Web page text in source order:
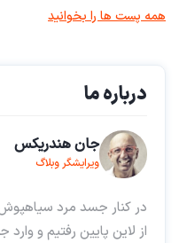
همه پست ها را بخوانید
درباره ما
جان هندریکس
ویرایشگر وبلاگ
در کنار جسد مرد
از لاین پایین رفتیم و